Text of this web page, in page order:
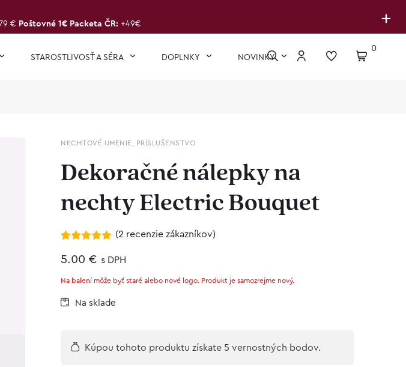
+
€ Poštovné 1€ Packeta ČR: +49€
STAROSTLIVOSŤ A SÉRA DOPLNKY NOVINKY
0
NECHTOVÉ UMENIE PRÍSLUŠENSTVO
Dekoračné nálepky na
nechty Electric Bouquet
5.00z 5 na
zákazníckych
(2 recenzie zákazníkov)
5.00€ s DPH
Na balení môže byť staré alebo nové logo. Produkt je samozrejme nový.
Na sklade
Kúpou tohoto produktu získate 5 vernostných bodov.